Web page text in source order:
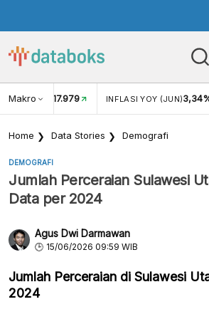
Makro
USD/IDR 17.979 INFLASI YOY (JUN)
Home Data Stories Demografi
DEMOGRAFI
Jumlah Perceraian Sulawesi
Data per 2024
Agus Dwi Darmawan
15/06/2026 09:59 WIB
Jumlah Perceraian di Sulawesi
2024